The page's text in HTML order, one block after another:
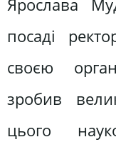
Ярослава
посаді
своєю
зробив
цього